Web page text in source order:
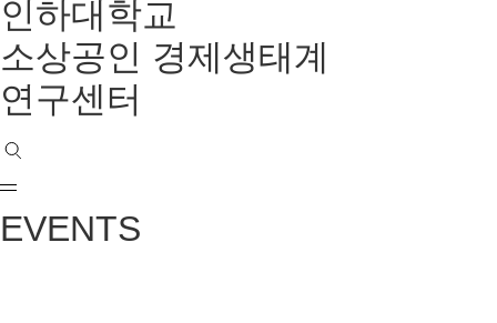
인하대학교
소상공인 경제생태계
연구센터
EVENTS